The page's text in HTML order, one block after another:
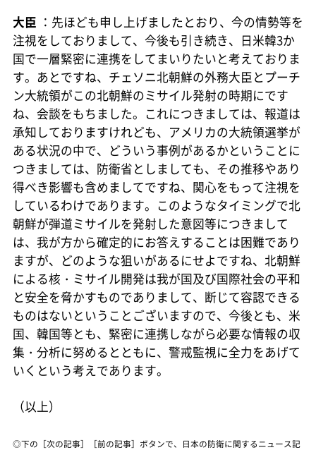
大臣 ：先ほども申し上げましたとおり、今の情勢等を
注視をしておりまして、今後も引き続き、日米韓3か
国で一層緊密に連携をしてまいりたいと考えておりま
す。あとですね、チェソニ北朝鮮の外務大臣とプーチ
ン大統領がこの北朝鮮のミサイル発射の時期にです
ね、会談をもちました。これにつきましては、報道は
承知しておりますけれども、アメリカの大統領選挙が
ある状況の中で、どういう事例があるかということに
つきましては、防衛省としましても、その推移やあり
得べき影響も含めましてですね、関心をもって注視を
しているわけであります。このようなタイミングで北
朝鮮が弾道ミサイルを発射した意図等につきまして
は、我が方から確定的にお答えすることは困難であり
ますが、どのような狙いがあるにせよですね、北朝鮮
による核・ミサイル開発は我が国及び国際社会の平和
と安全を脅かすものでありまして、断じて容認できる
ものはないということございますので、今後とも、米
国、韓国等とも、緊密に連携しながら必要な情報の収
集・分析に努めるとともに、警戒監視に全力をあげて
いくという考えであります。
（以上）
◎下の［次の記事］［前の記事］ボタンで、日本の防衛に関するニュース記